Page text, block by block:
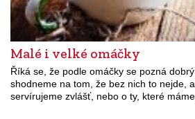
Malé i velké omáčky
Říká se, že podle omáčky se pozná
shodneme na tom, že bez nich to nejde,
servírujeme zvlášť, nebo o ty, které